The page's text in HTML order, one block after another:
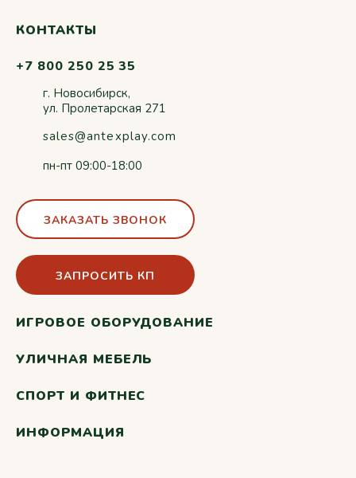
КОНТАКТЫ
+7 800 250 25 35
г. Новосибирск,
ул. Пролетарская 271
sales@antexplay.com
пн-пт 09:00-18:00
ЗАКАЗАТЬ ЗВОНОК
ЗАПРОСИТЬ КП
ИГРОВОЕ ОБОРУДОВАНИЕ
УЛИЧНАЯ МЕБЕЛЬ
СПОРТ И ФИТНЕС
ИНФОРМАЦИЯ